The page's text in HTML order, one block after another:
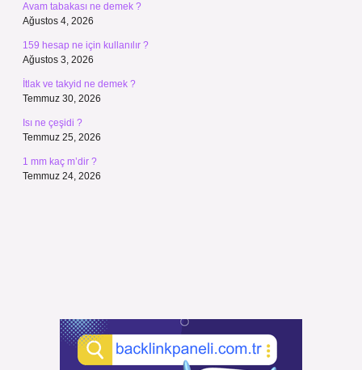
Avam tabakası ne demek ?
Ağustos 4, 2026
159 hesap ne için kullanılır ?
Ağustos 3, 2026
İtlak ve takyid ne demek ?
Temmuz 30, 2026
Isı ne çeşidi ?
Temmuz 25, 2026
1 mm kaç m’dir ?
Temmuz 24, 2026